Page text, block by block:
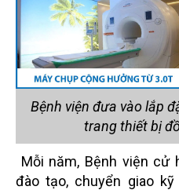
Bệnh viện đưa vào lắp
trang thiết bị
Mỗi năm, Bệnh viện cử
đào tạo, chuyển giao